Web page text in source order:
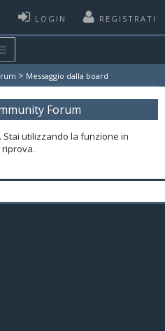
LOGIN REGISTRATI
> Messaggio dalla board
Forum
utilizzando la funzione in